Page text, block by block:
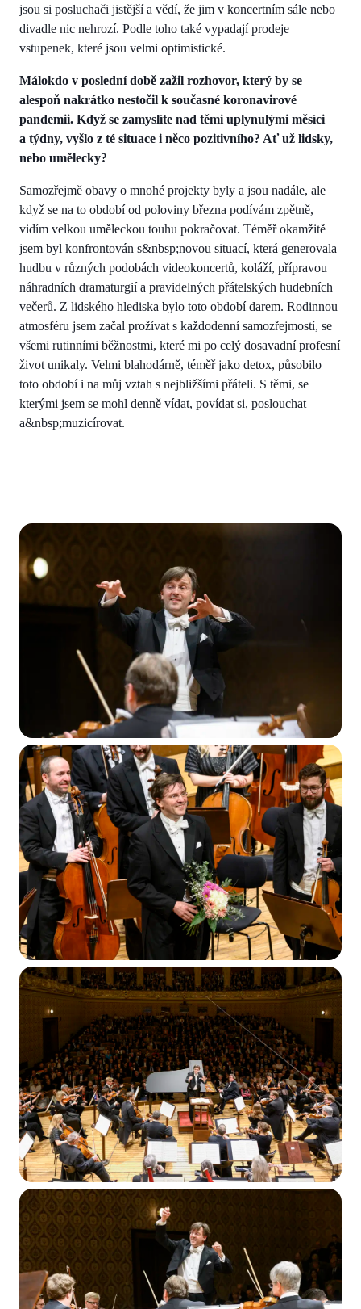
jsou si posluchači jistější a vědí, že jim v koncertním sále nebo
divadle nic nehrozí. Podle toho také vypadají prodeje
vstupenek, které jsou velmi optimistické.
Málokdo v poslední době zažil rozhovor, který by se
alespoň nakrátko nestočil k současné koronavirové
pandemii. Když se zamyslíte nad těmi uplynulými měsíci
a týdny, vyšlo z té situace i něco pozitivního? Ať už lidsky,
nebo umělecky?
Samozřejmě obavy o mnohé projekty byly a jsou nadále, ale
když se na to období od poloviny března podívám zpětně,
vidím velkou uměleckou touhu pokračovat. Téměř okamžitě
jsem byl konfrontován s&nbsp;novou situací, která generovala
hudbu v různých podobách videokoncertů, koláží, přípravou
náhradních dramaturgií a pravidelných přátelských hudebních
večerů. Z lidského hlediska bylo toto období darem. Rodinnou
atmosféru jsem začal prožívat s každodenní samozřejmostí, se
všemi rutinními běžnostmi, které mi po celý dosavadní profesní
život unikaly. Velmi blahodárně, téměř jako detox, působilo
toto období i na můj vztah s nejbližšími přáteli. S těmi, se
kterými jsem se mohl denně vídat, povídat si, poslouchat
a&nbsp;muzicírovat.